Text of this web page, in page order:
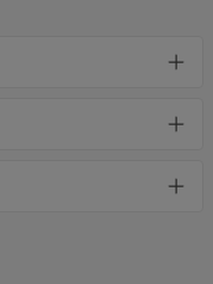
Niezależnie jak
zakupionych